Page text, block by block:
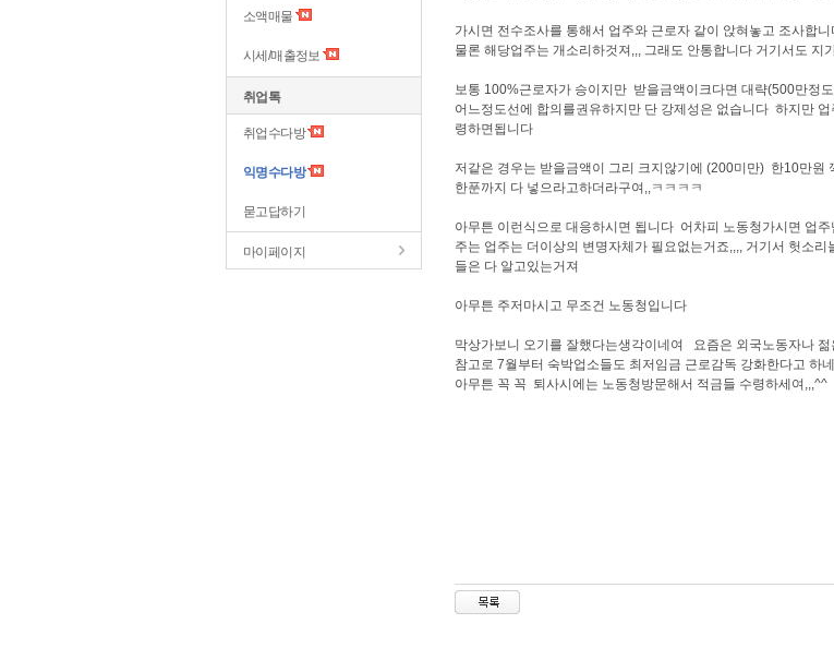
소액매물
시세/매출정보
취업톡
취업수다방
익명수다방
묻고답하기
마이페이지
가시면 전수조사를 통해서 업주와 근로자 같이 앉혀놓고 조사합니
물론 해당업주는 개소리하것져,,, 그래도 안통합니다 거기서도
보통 100%근로자가 승이지만 받을금액이크다면 대략(500만정
어느정도선에 합의를권유하지만 단 강제성은 없습니다 하지만
령하면됩니다
저같은 경우는 받을금액이 그리 크지않기에 (200미만) 한10만원
한푼까지 다 넣으라고하더라구여,,ㅋㅋㅋㅋ
아무튼 이런식으로 대응하시면 됩니다 어차피 노동청가시면 업
주는 업주는 더이상의 변명자체가 필요없는거죠,,,, 거기서 헛소
들은 다 알고있는거져
아무튼 주저마시고 무조건 노동청입니다
막상가보니 오기를 잘했다는생각이네여 요즘은 외국노동자나
참고로 7월부터 숙박업소들도 최저임금 근로감독 강화한다고 하
아무튼 꼭 꼭 퇴사시에는 노동청방문해서 적금들 수령하세여,,,^^